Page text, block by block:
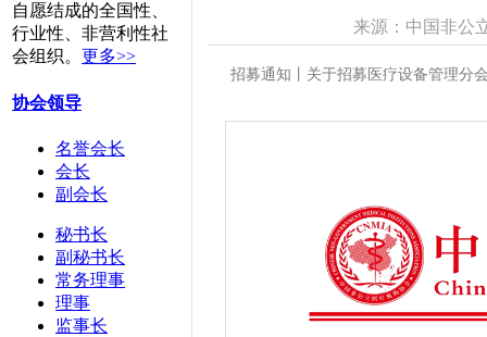
自愿结成的全国性、
行业性、非营利性社
会组织。 更多>>
协会领导
名誉会长
会长
副会长
秘书长
副秘书长
常务理事
理事
监事长
来源：中国非公
招募通知丨关于招募医疗设备管理分